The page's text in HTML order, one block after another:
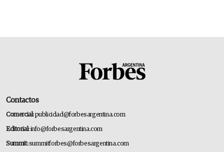
Contactos
Comercial:publicidad@forbesargentina.com
Editorial:info@forbesargentina.com
Summit:summitforbes@forbesargentina.com